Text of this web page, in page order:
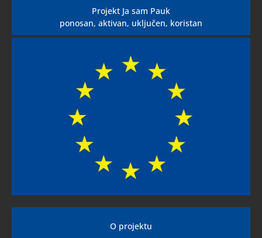
Projekt Ja sam Pauk
ponosan, aktivan, uključen, koristan
O projektu